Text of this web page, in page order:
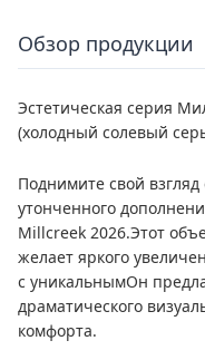
Обзор продукции
Эстетическая серия
(холодный солевый
Поднимите свой
утонченного
Millcreek 2026.Этот
желает яркого
с уникальнымОн
драматического
комфорта.